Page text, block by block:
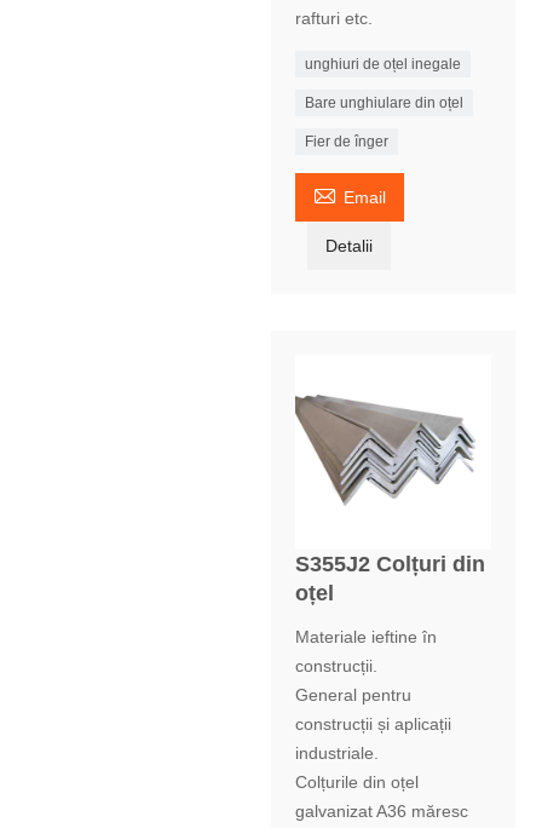
rafturi etc.
unghiuri de oțel inegale
Bare unghiulare din oțel
Fier de înger
 Email
Detalii
S355J2 Colțuri din
oțel
Materiale ieftine în
construcții.
General pentru
construcții și aplicații
industriale.
Colțurile din oțel
galvanizat A36 măresc